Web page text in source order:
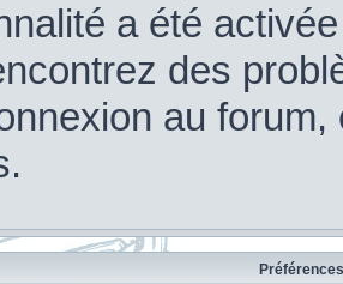
a été
des
au